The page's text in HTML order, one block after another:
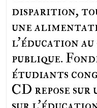
disparition,
une
l'éducation
publique.
étudiants
CD repose sur